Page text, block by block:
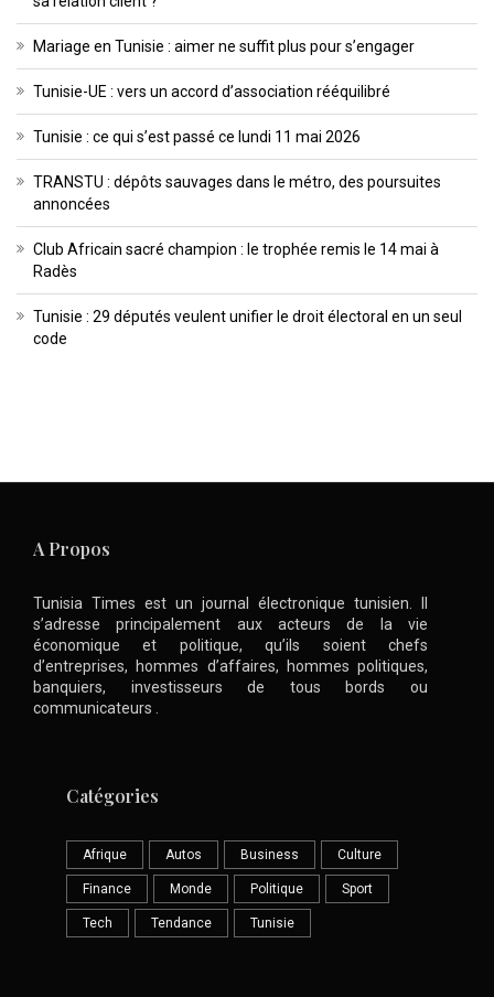
Mariage en Tunisie : aimer ne suffit plus pour s’engager
Tunisie-UE : vers un accord d’association rééquilibré
Tunisie : ce qui s’est passé ce lundi 11 mai 2026
TRANSTU : dépôts sauvages dans le métro, des poursuites
annoncées
Club Africain sacré champion : le trophée remis le 14 mai à
Radès
Tunisie : 29 députés veulent unifier le droit électoral en un seul
code
A Propos
Tunisia Times est un journal électronique tunisien. Il
s’adresse principalement aux acteurs de la vie
économique et politique, qu’ils soient chefs
d’entreprises, hommes d’affaires, hommes politiques,
banquiers, investisseurs de tous bords ou
communicateurs .
Catégories
Afrique Autos Business Culture
Finance Monde Politique Sport
Tech Tendance Tunisie